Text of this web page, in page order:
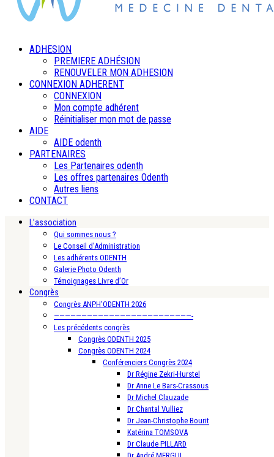
ADHESION
PREMIERE ADHÉSION
RENOUVELER MON ADHESION
CONNEXION ADHERENT
CONNEXION
Mon compte adhérent
Réinitialiser mon mot de passe
AIDE
AIDE odenth
PARTENAIRES
Les Partenaires odenth
Les offres partenaires Odenth
Autres liens
CONTACT
L’association
Qui sommes nous ?
Le Conseil d’Administration
Les adhérents ODENTH
Galerie Photo Odenth
Témoignages Livre d’Or
Congrès
Congrès ANPH’ODENTH 2026
—————————————————————————-
Les précédents congrès
Congrès ODENTH 2025
Congrès ODENTH 2024
Conférenciers Congrès 2024
Dr Régine Zekri-Hurstel
Dr Anne Le Bars-Crassous
Dr Michel Clauzade
Dr Chantal Vulliez
Dr Jean-Christophe Bourit
Katérina TOMSOVA
Dr Claude PILLARD